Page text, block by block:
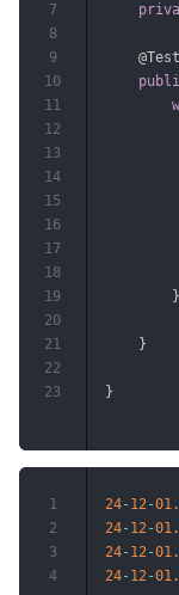
@Test
}
}
}
7
8
9
10
11
12
13
14
15
16
17
18
19
20
21
22
23
24- 12 -
24- 12 -
24- 12 -
24- 12 -
1
2
3
4